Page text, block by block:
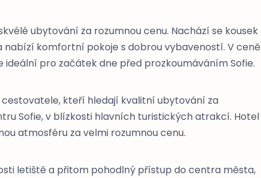
ubytování za rozumnou cenu. Nachází se kousek
komfortní pokoje s dobrou vybaveností. V ceně
ideální pro začátek dne před prozkoumáváním Sofie.
kteří hledají kvalitní ubytování za
Sofie, v blízkosti hlavních turistických atrakcí. Hotel
atmosféru za velmi rozumnou cenu.
letiště a přitom pohodlný přístup do centra města,